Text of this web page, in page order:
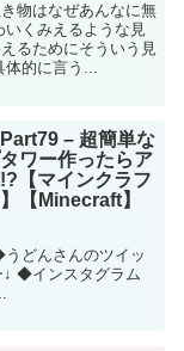
物はなぜあんなに無
くみえるような見
るためにそういう見
的に言う...
– 超簡単な
ワー作ったらア
【マインクラフ
【Minecraft】
どんさんのツイッ
◆インスタグラム